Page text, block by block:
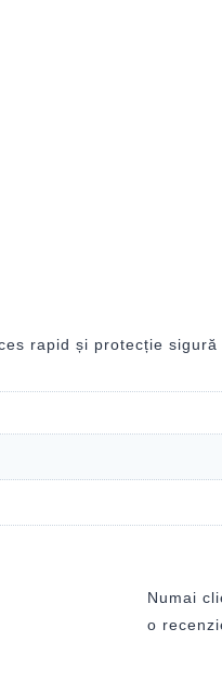
rapid și protecție
Numai
o